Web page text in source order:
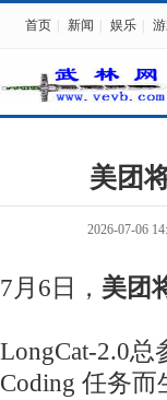
首页 新闻 娱乐
美团
2026-07-06
7月6日， 美团
LongCat-2.0
Coding 任务